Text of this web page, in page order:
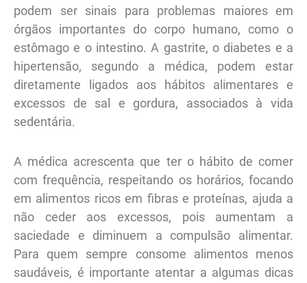
podem ser sinais para problemas maiores em
órgãos importantes do corpo humano, como o
estômago e o intestino. A gastrite, o diabetes e a
hipertensão, segundo a médica, podem estar
diretamente ligados aos hábitos alimentares e
excessos de sal e gordura, associados à vida
sedentária.
A médica acrescenta que ter o hábito de comer
com frequência, respeitando os horários, focando
em alimentos ricos em fibras e proteínas, ajuda a
não ceder aos excessos, pois aumentam a
saciedade e diminuem a compulsão alimentar.
Para quem sempre consome alimentos menos
saudáveis, é importante atentar a algumas dicas